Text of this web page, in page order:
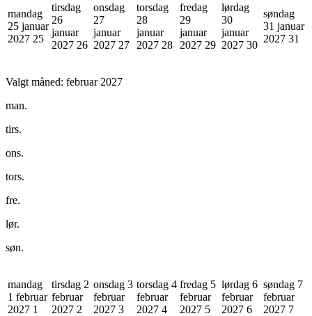
mandag
25 januar
2027 25
tirsdag
26
januar
2027 26
onsdag
27
januar
2027 27
torsdag
28
januar
2027 28
fredag
29
januar
2027 29
lørdag
30
januar
2027 30
søndag
31 januar
2027 31
Valgt måned: februar 2027
man.
tirs.
ons.
tors.
fre.
lør.
søn.
mandag
1 februar
2027 1
tirsdag 2
februar
2027 2
onsdag 3
februar
2027 3
torsdag 4
februar
2027 4
fredag 5
februar
2027 5
lørdag 6
februar
2027 6
søndag 7
februar
2027 7